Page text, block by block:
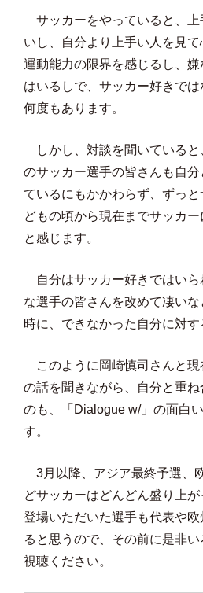
サッカーをやっていると、上
いし、自分より上手い人を見
運動能力の限界を感じるし、
はいるしで、サッカー好きで
何度もあります。
しかし、対談を聞いていると
のサッカー選手の皆さんも自
ているにもかかわらず、ずっ
どもの頃から現在までサッカ
と感じます。
自分はサッカー好きではいら
な選手の皆さんを改めて凄い
時に、できなかった自分に対す
このように岡崎慎司さんと現
の話を聞きながら、自分と重
のも、「Dialogue w/」の面白
す。
3月以降、アジア最終予選、
どサッカーはどんどん盛り上
登場いただいた選手も代表や
ると思うので、その前に是非
視聴ください。